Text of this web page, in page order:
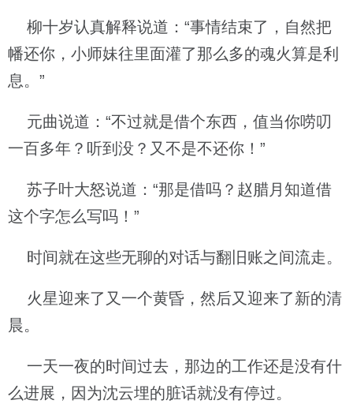
柳十岁认真解释说道：“事情结束了，自然把
幡还你，小师妹往里面灌了那么多的魂火算是利
息。”
元曲说道：“不过就是借个东西，值当你唠叨
一百多年？听到没？又不是不还你！”
苏子叶大怒说道：“那是借吗？赵腊月知道借
这个字怎么写吗！”
时间就在这些无聊的对话与翻旧账之间流走。
火星迎来了又一个黄昏，然后又迎来了新的清
晨。
一天一夜的时间过去，那边的工作还是没有什
么进展，因为沈云埋的脏话就没有停过。